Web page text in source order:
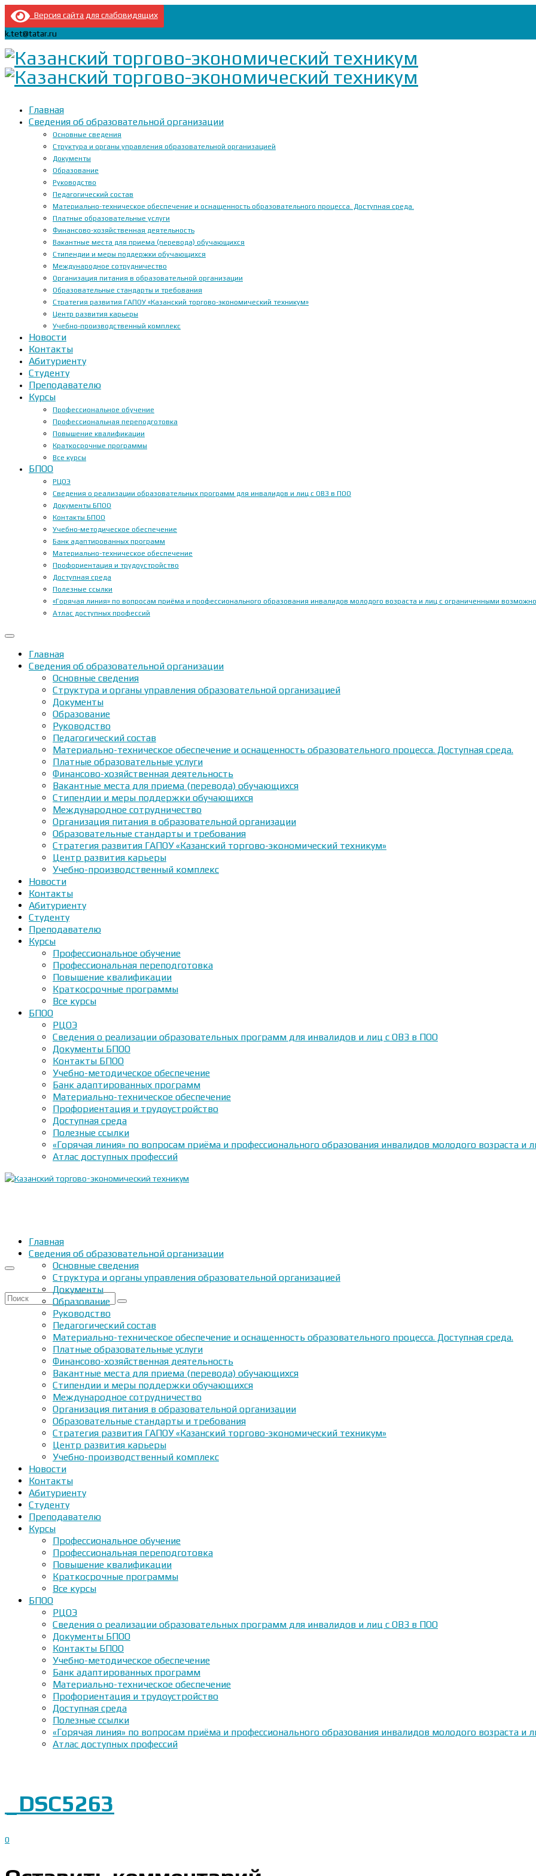
Версия сайта для слабовидящих
k.tet@tatar.ru
Главная
Сведения об образовательной организации
Основные сведения
Структура и органы управления образовательной организацией
Документы
Образование
Руководство
Педагогический состав
Материально-техническое обеспечение и оснащенность образовательного процесса. Доступная среда.
Платные образовательные услуги
Финансово-хозяйственная деятельность
Вакантные места для приема (перевода) обучающихся
Стипендии и меры поддержки обучающихся
Международное сотрудничество
Организация питания в образовательной организации
Образовательные стандарты и требования
Стратегия развития ГАПОУ «Казанский торгово-экономический техникум»
Центр развития карьеры
Учебно-производственный комплекс
Новости
Контакты
Абитуриенту
Студенту
Преподавателю
Курсы
Профессиональное обучение
Профессиональная переподготовка
Повышение квалификации
Краткосрочные программы
Все курсы
БПОО
РЦОЭ
Сведения о реализации образовательных программ для инвалидов и лиц с ОВЗ в ПОО
Документы БПОО
Контакты БПОО
Учебно-методическое обеспечение
Банк адаптированных программ
Материально-техническое обеспечение
Профориентация и трудоустройство
Доступная среда
Полезные ссылки
«Горячая линия» по вопросам приёма и профессионального образования инвалидов молодого возраста и лиц с ограниченными
Атлас доступных профессий
Главная
Сведения об образовательной организации
Основные сведения
Структура и органы управления образовательной организацией
Документы
Образование
Руководство
Педагогический состав
Материально-техническое обеспечение и оснащенность образовательного процесса. Доступная среда.
Платные образовательные услуги
Финансово-хозяйственная деятельность
Вакантные места для приема (перевода) обучающихся
Стипендии и меры поддержки обучающихся
Международное сотрудничество
Организация питания в образовательной организации
Образовательные стандарты и требования
Стратегия развития ГАПОУ «Казанский торгово-экономический техникум»
Центр развития карьеры
Учебно-производственный комплекс
Новости
Контакты
Абитуриенту
Студенту
Преподавателю
Курсы
Профессиональное обучение
Профессиональная переподготовка
Повышение квалификации
Краткосрочные программы
Все курсы
БПОО
РЦОЭ
Сведения о реализации образовательных программ для инвалидов и лиц с ОВЗ в ПОО
Документы БПОО
Контакты БПОО
Учебно-методическое обеспечение
Банк адаптированных программ
Материально-техническое обеспечение
Профориентация и трудоустройство
Доступная среда
Полезные ссылки
«Горячая линия» по вопросам приёма и профессионального образования инвалидов молодого возраста
Атлас доступных профессий
Искать:
Главная
Сведения об образовательной организации
Основные сведения
Структура и органы управления образовательной организацией
Документы
Образование
Руководство
Педагогический состав
Материально-техническое обеспечение и оснащенность образовательного процесса. Доступная среда.
Платные образовательные услуги
Финансово-хозяйственная деятельность
Вакантные места для приема (перевода) обучающихся
Стипендии и меры поддержки обучающихся
Международное сотрудничество
Организация питания в образовательной организации
Образовательные стандарты и требования
Стратегия развития ГАПОУ «Казанский торгово-экономический техникум»
Центр развития карьеры
Учебно-производственный комплекс
Новости
Контакты
Абитуриенту
Студенту
Преподавателю
Курсы
Профессиональное обучение
Профессиональная переподготовка
Повышение квалификации
Краткосрочные программы
Все курсы
БПОО
РЦОЭ
Сведения о реализации образовательных программ для инвалидов и лиц с ОВЗ в ПОО
Документы БПОО
Контакты БПОО
Учебно-методическое обеспечение
Банк адаптированных программ
Материально-техническое обеспечение
Профориентация и трудоустройство
Доступная среда
Полезные ссылки
«Горячая линия» по вопросам приёма и профессионального образования инвалидов молодого возраста
Атлас доступных профессий
_DSC5263
0